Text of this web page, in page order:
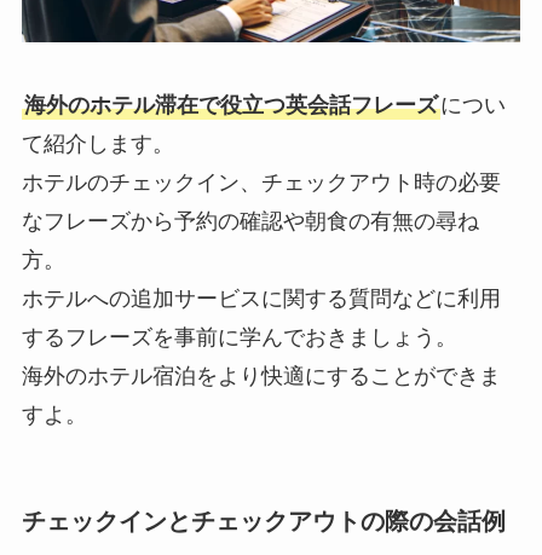
海外のホテル滞在で役立つ英会話フレーズについ
て紹介します。
ホテルのチェックイン、チェックアウト時の必要
なフレーズから予約の確認や朝食の有無の尋ね
方。
ホテルへの追加サービスに関する質問などに利用
するフレーズを事前に学んでおきましょう。
海外のホテル宿泊をより快適にすることができま
すよ。
チェックインとチェックアウトの際の会話例